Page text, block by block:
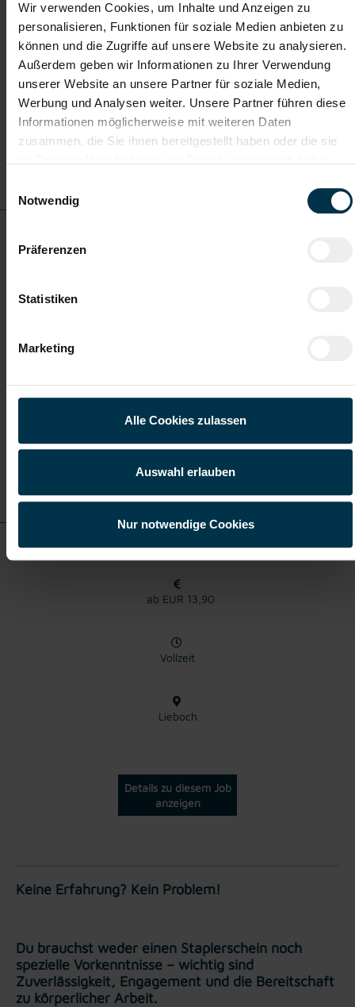
Wir verwenden Cookies, um Inhalte und Anzeigen zu
personalisieren, Funktionen für soziale Medien anbieten zu
können und die Zugriffe auf unsere Website zu analysieren.
Außerdem geben wir Informationen zu Ihrer Verwendung
unserer Website an unsere Partner für soziale Medien,
Werbung und Analysen weiter. Unsere Partner führen diese
Informationen möglicherweise mit weiteren Daten
zusammen, die Sie ihnen bereitgestellt haben oder die sie
Notwendig
Präferenzen
Statistiken
Marketing
Alle Cookies zulassen
Auswahl erlauben
Nur notwendige Cookies
Vollzeit
Wels
Details zu diesem Job
Logistikmitarbeiter (m/w/d)
ab EUR 13,90
Vollzeit
Lieboch
Details zu diesem Job
anzeigen
Keine Erfahrung? Kein Problem!
Du brauchst weder einen Staplerschein noch
spezielle Vorkenntnisse – wichtig sind
Zuverlässigkeit, Engagement und die Bereitschaft
zu körperlicher Arbeit.